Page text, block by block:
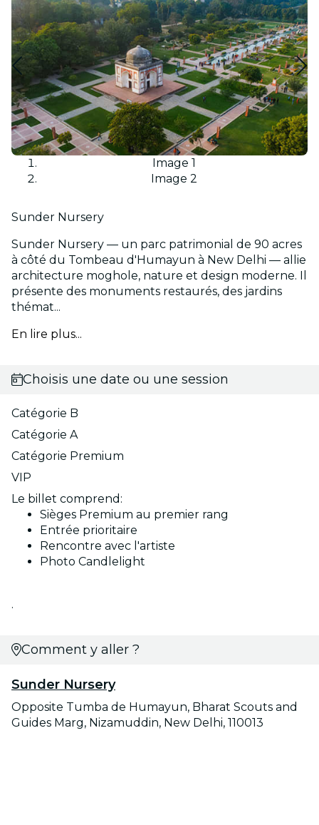
Image 1
Image 2
Sunder Nursery
Sunder Nursery — un parc patrimonial de 90 acres
à côté du Tombeau d'Humayun à New Delhi — allie
architecture moghole, nature et design moderne. Il
présente des monuments restaurés, des jardins
thémat...
En lire plus...
Choisis une date ou une session
Catégorie B
Catégorie A
Catégorie Premium
VIP
Le billet comprend:
Sièges Premium au premier rang
Entrée prioritaire
Rencontre avec l'artiste
Photo Candlelight
.
Comment y aller ?
Sunder Nursery
Opposite Tumba de Humayun, Bharat Scouts and
Guides Marg, Nizamuddin, New Delhi, 110013